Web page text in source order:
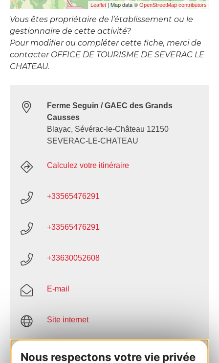
Nous respectons votre vie privée
Leaflet | Map data © OpenStreetMap contributors
Vous êtes propriétaire de l’établissement ou le
gestionnaire de cette activité?
Pour modifier ou compléter cette fiche, merci de
contacter OFFICE DE TOURISME DE SEVERAC LE
CHATEAU.
Ferme Seguin / GAEC des Grands
Causses
Blayac, Sévérac-le-Château 12150
SEVERAC-LE-CHATEAU
Calculez votre itinéraire
+33565476291
+33565476291
+33630052608
E-mail
Site internet
AU CARNET